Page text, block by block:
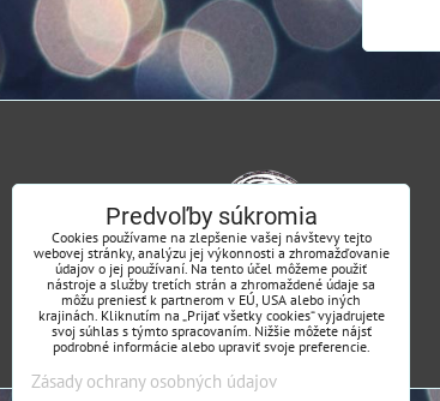
Predvoľby súkromia
Cookies používame na zlepšenie vašej návštevy tejto
webovej stránky, analýzu jej výkonnosti a zhromažďovanie
údajov o jej používaní. Na tento účel môžeme použiť
nástroje a služby tretích strán a zhromaždené údaje sa
môžu preniesť k partnerom v EÚ, USA alebo iných
krajinách. Kliknutím na „Prijať všetky cookies“ vyjadrujete
svoj súhlas s týmto spracovaním. Nižšie môžete nájsť
podrobné informácie alebo upraviť svoje preferencie.
Zásady ochrany osobných údajov